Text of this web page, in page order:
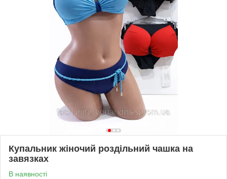
Купальник жіночий роздільний чашка на
завязках
В наявності